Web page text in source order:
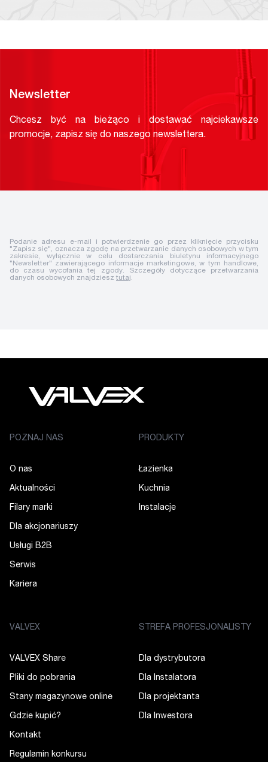
Newsletter
Chcesz być na bieżąco i dostawać najciekawsze
promocje, zapisz się do naszego newslettera.
Podanie adresu e-mail i potwierdzenie go przez kliknięcie przycisku
"Zapisz się", oznacza zgodę na przetwarzanie danych osobowych w tym
zakresie, wyłącznie w celu dostarczania biuletynu informacyjnego
"Newsletter" zawierającego informacje marketingowe, w tym handlowe,
do czasu wycofania tej zgody. Szczegóły dotyczące przetwarzania
danych osobowych znajdziesz tutaj.
POZNAJ NAS
O nas
Aktualności
Filary marki
Dla akcjonariuszy
Usługi B2B
Serwis
Kariera
PRODUKTY
Łazienka
Kuchnia
Instalacje
VALVEX
VALVEX Share
Pliki do pobrania
Stany magazynowe online
Gdzie kupić?
Kontakt
Regulamin konkursu
STREFA PROFESJONALISTY
Dla dystrybutora
Dla Instalatora
Dla projektanta
Dla Inwestora